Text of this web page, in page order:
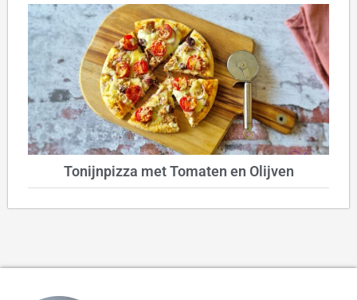
Tonijnpizza met Tomaten en Olijven